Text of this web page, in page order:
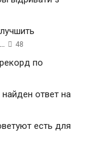
48
по
ответ на
есть для